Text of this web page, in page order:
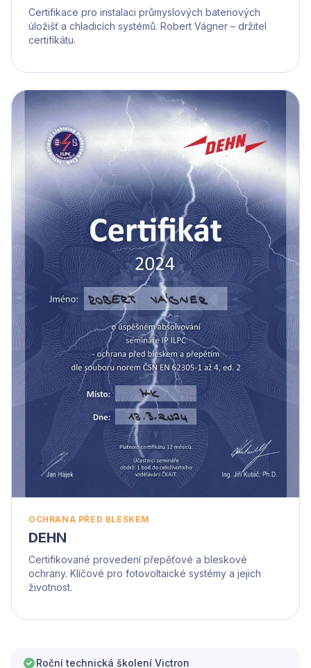
Certifikace pro instalaci průmyslových bateriových
úložišť a chladicích systémů. Robert Vágner – držitel
certifikátu.
OCHRANA PŘED BLESKEM
DEHN
Certifikované provedení přepěťové a bleskové
ochrany. Klíčové pro fotovoltaické systémy a jejich
životnost.
Roční technická školení Victron